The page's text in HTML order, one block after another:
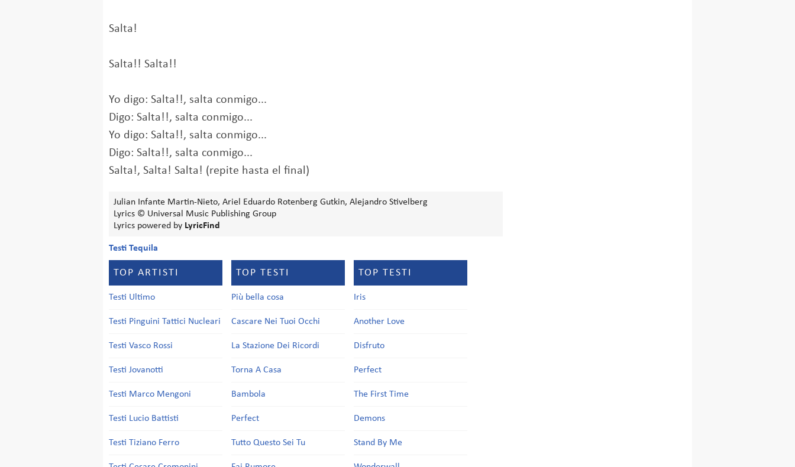
Salta!
Salta!! Salta!!
Yo digo: Salta!!, salta conmigo...
Digo: Salta!!, salta conmigo...
Yo digo: Salta!!, salta conmigo...
Digo: Salta!!, salta conmigo...
Salta!, Salta! Salta! (repite hasta el final)
Julian Infante Martin-Nieto, Ariel Eduardo Rotenberg Gutkin, Alejandro Stivelberg
Lyrics © Universal Music Publishing Group
Lyrics powered by LyricFind
Testi Tequila
TOP ARTISTI
Testi Ultimo
Testi Pinguini Tattici Nucleari
Testi Vasco Rossi
Testi Jovanotti
Testi Marco Mengoni
Testi Lucio Battisti
Testi Tiziano Ferro
TOP TESTI
Più bella cosa
Cascare Nei Tuoi Occhi
La Stazione Dei Ricordi
Torna A Casa
Bambola
Perfect
Tutto Questo Sei Tu
TOP TESTI
Iris
Another Love
Disfruto
Perfect
The First Time
Demons
Stand By Me